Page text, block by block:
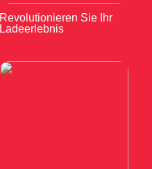
Revolutionieren Sie Ihr
Ladeerlebnis